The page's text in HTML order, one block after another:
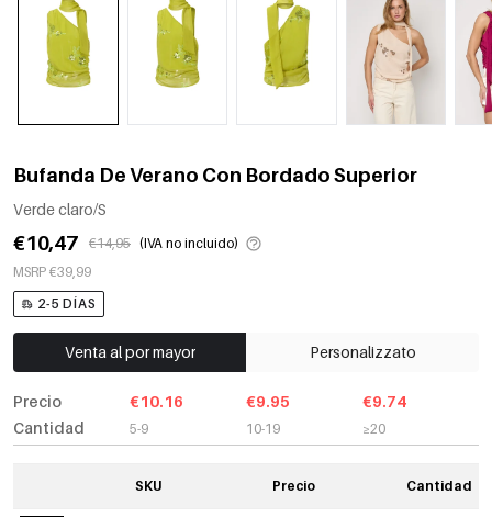
Bufanda De Verano Con Bordado Superior
Verde claro/S
€10,47 €14,95 (IVA no incluido)
MSRP €39,99
2-5 DÍAS
Venta al por mayor Personalizzato
Precio
Cantidad
€10.16
5-9
€9.95
10-19
€9.74
≥20
SKU Precio Cantidad